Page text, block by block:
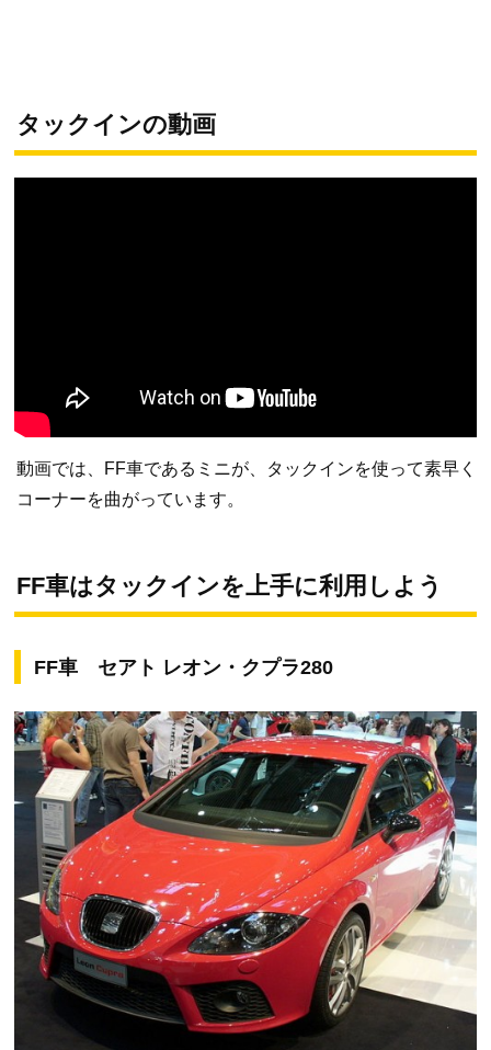
タックインの動画
動画では、FF車であるミニが、タックインを使って素早く
コーナーを曲がっています。
FF車はタックインを上手に利用しよう
FF車 セアト レオン・クプラ280